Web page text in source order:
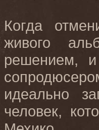
Когда
живого
решением,
идеально
человек,